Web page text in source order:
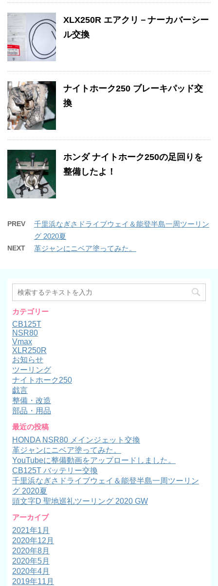
XLX250R エアクリ－ナーカバーシー
ル交換
ナイトホーク250 ブレーキパッド交
換
ホンダ ナイトホーク250の足回りを
整備したよ！
PREV
千里浜なぎさドライブウェイ＆能登半島一周ツーリン
グ 2020夏
NEXT 革ジャンにニベア塗ってみた。
カテゴリー
CB125T
NSR80
Vmax
XLR250R
お知らせ
ツーリング
ナイトホーク250
戯言
整備・改造
部品・用品
最近の投稿
HONDA NSR80 メインジェット交換
革ジャンにニベア塗ってみた。
YouTubeに整備動画をアップロードしました。
CB125T バッテリー交換
千里浜なぎさドライブウェイ＆能登半島一周ツーリン
グ 2020夏
頭文字D 聖地巡礼ツーリング 2020 GW
アーカイブ
2021年1月
2020年12月
2020年8月
2020年5月
2020年4月
2019年11月